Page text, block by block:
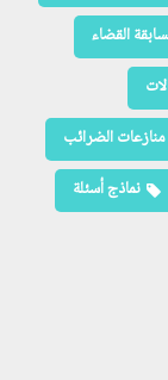
القضاء
منازعات الضرائب
نماذج أسئلة